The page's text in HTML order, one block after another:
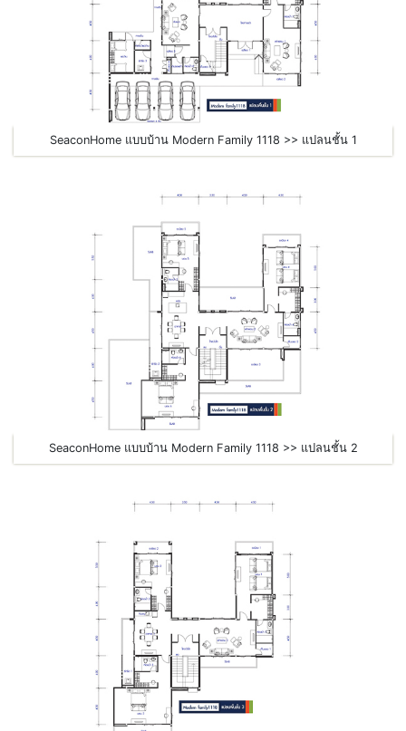
SeaconHome แบบบ้าน Modern Family 1118 >> แปลนชั้น 1
SeaconHome แบบบ้าน Modern Family 1118 >> แปลนชั้น 2